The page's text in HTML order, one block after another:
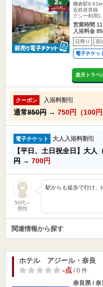
棚倉駅
近鉄奈良線
クシー利用1…
営業時間
入浴料金
日帰り 宿
電子チケッ
楽天トラベ
クーポン 入浴料割引
通常850円 → 750円（100円
電子チケット 大人入浴料割引
【平日、土日祝全日】大人
円 → 700円
50代～
男性
駅からも徒歩で行け、
関連情報から探す
ホテル アジール・奈良
-点/ 0 件
奈良県 / 奈